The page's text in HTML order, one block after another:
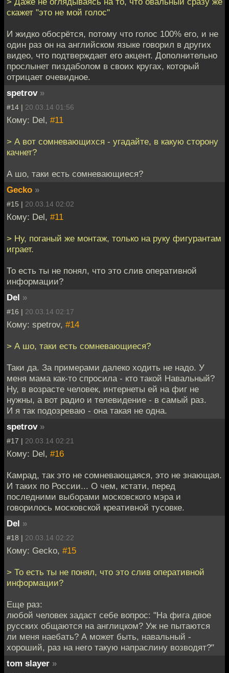
скажет "это не мой голос"
И жидко обосрётся, потому что голос 100% его, и не
один раз он на английском языке говорил в других
видео, что подтверждает его акцент. Дополнительно
прослынет пиздаболом в своих кругах, который
отрицает очевидное.
spetrov »
#14 | 20.03.14 01:56
Кому: Del, #11
> А вот сомневающихся - угадайте, в какую сторону
качнет?
А шо, таки есть сомневающиеся?
Gecko »
#15 | 20.03.14 02:02
Кому: Del, #11
> Ну, поганый же монтаж, только на руку фигурантам
играет.
То есть ты не понял, что это слив оперативной
информации?
Del »
#16 | 20.03.14 02:17
Кому: spetrov, #14
> А шо, таки есть сомневающиеся?
Таки да. За примерами далеко ходить не надо. У
меня мама как-то спросила - кто такой Навальный?
Ну, в возрасте человек, интернеты ей на фиг не
нужны, а вот радио и телевидение - в самый раз.
И я так подозреваю - она такая не одна.
spetrov »
#17 | 20.03.14 02:21
Кому: Del, #16
Камрад, так это не сомневающаяся, это не знающая.
И таких по России... О чем, кстати, перед
последними выборами московского мэра и
говорилось московской креативной тусовке.
Del »
#18 | 20.03.14 02:22
Кому: Gecko, #15
> То есть ты не понял, что это слив оперативной
информации?
Еще раз:
любой человек задаст себе вопрос: "На фига двое
русских общаются на англицком? Уж не пытаются
ли меня наебать? А может быть, навальный -
хороший, раз на него такую напраслину возводят?"
tom slayer »